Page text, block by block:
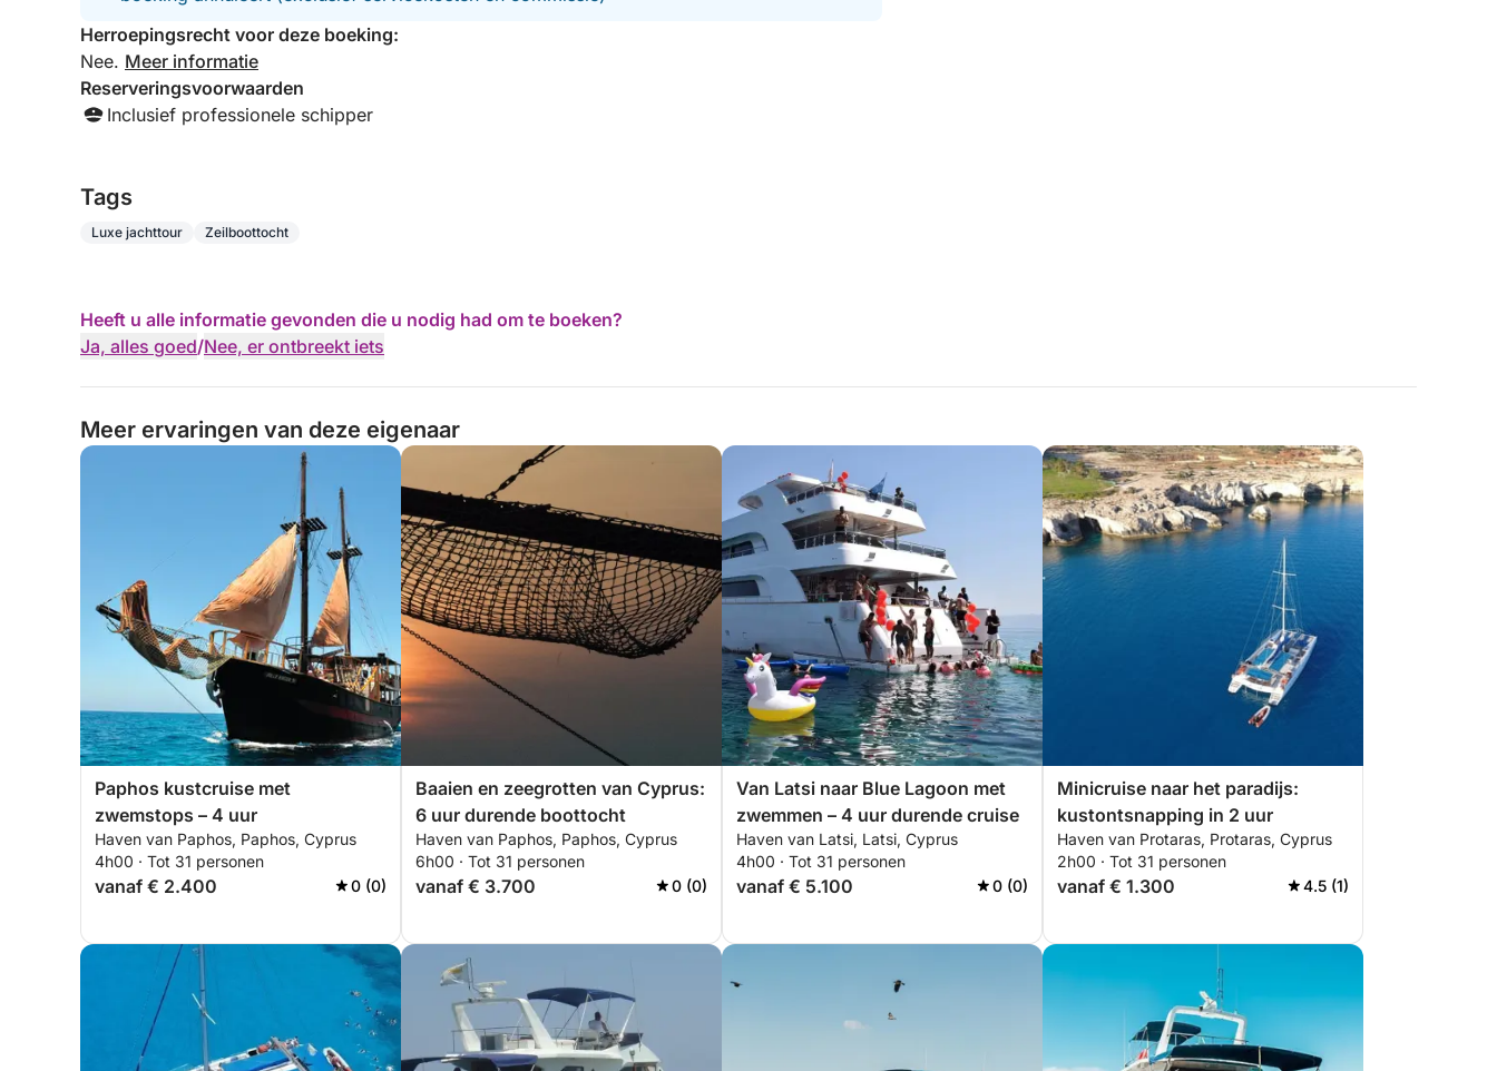
Herroepingsrecht voor deze boeking:
Nee. Meer informatie
Reserveringsvoorwaarden
Inclusief professionele schipper
Tags
Luxe jachttour Zeilboottocht
Heeft u alle informatie gevonden die u nodig had om te boeken?
Ja, alles goed/Nee, er ontbreekt iets
Meer ervaringen van deze eigenaar
Paphos kustcruise met
zwemstops – 4 uur
Haven van Paphos, Paphos, Cyprus
4h00 · Tot 31 personen
vanaf € 2.400 0 (0)
Baaien en zeegrotten van Cyprus:
6 uur durende boottocht
Haven van Paphos, Paphos, Cyprus
6h00 · Tot 31 personen
vanaf € 3.700 0 (0)
Van Latsi naar Blue Lagoon met
zwemmen – 4 uur durende cruise
Haven van Latsi, Latsi, Cyprus
4h00 · Tot 31 personen
vanaf € 5.100 0 (0)
Minicruise naar het paradijs:
kustontsnapping in 2 uur
Haven van Protaras, Protaras, Cyprus
2h00 · Tot 31 personen
vanaf € 1.300 4.5 (1)